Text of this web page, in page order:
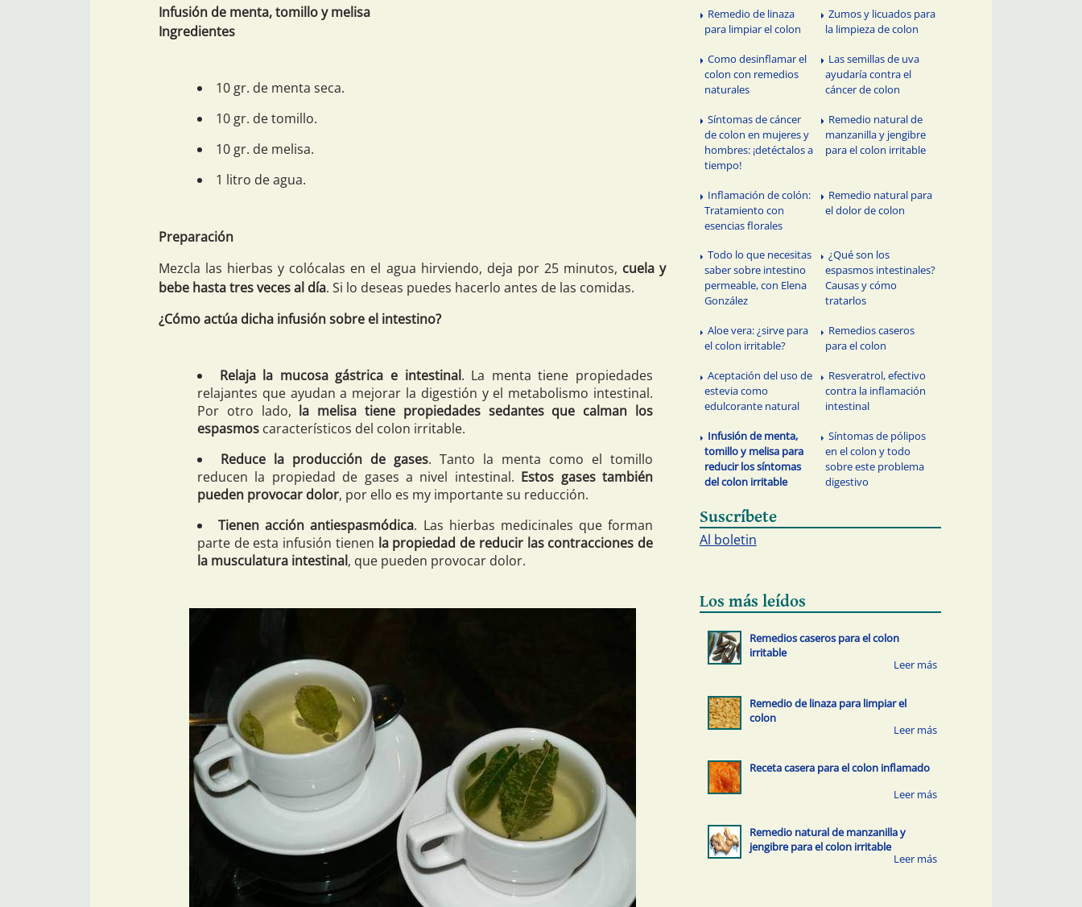
Infusión de menta, tomillo y melisa
Ingredientes
10 gr. de menta seca.
10 gr. de tomillo.
10 gr. de melisa.
1 litro de agua.
Preparación
Mezcla las hierbas y colócalas en el agua hirviendo, deja por 25 minutos, cuela y
bebe hasta tres veces al día. Si lo deseas puedes hacerlo antes de las comidas.
¿Cómo actúa dicha infusión sobre el intestino?
Relaja la mucosa gástrica e intestinal. La menta tiene propiedades
relajantes que ayudan a mejorar la digestión y el metabolismo intestinal.
Por otro lado, la melisa tiene propiedades sedantes que calman los
espasmos característicos del colon irritable.
Reduce la producción de gases. Tanto la menta como el tomillo
reducen la propiedad de gases a nivel intestinal. Estos gases también
pueden provocar dolor, por ello es my importante su reducción.
Tienen acción antiespasmódica. Las hierbas medicinales que forman
parte de esta infusión tienen la propiedad de reducir las contracciones de
la musculatura intestinal, que pueden provocar dolor.
Remedio de linaza
para limpiar el colon
Zumos y licuados para
la limpieza de colon
Como desinflamar el
colon con remedios
naturales
Las semillas de uva
ayudaría contra el
cáncer de colon
Síntomas de cáncer
de colon en mujeres y
hombres: ¡detéctalos a
tiempo!
Remedio natural de
manzanilla y jengibre
para el colon irritable
Inflamación de colón:
Tratamiento con
esencias florales
Remedio natural para
el dolor de colon
Todo lo que necesitas
saber sobre intestino
permeable, con Elena
González
¿Qué son los
espasmos intestinales?
Causas y cómo
tratarlos
Aloe vera: ¿sirve para
el colon irritable?
Remedios caseros
para el colon
Aceptación del uso de
estevia como
edulcorante natural
Resveratrol, efectivo
contra la inflamación
intestinal
Infusión de menta,
tomillo y melisa para
reducir los síntomas
del colon irritable
Síntomas de pólipos
en el colon y todo
sobre este problema
digestivo
Suscríbete
Al boletin
Los más leídos
Remedios caseros para el colon
irritable
Remedio de linaza para limpiar el
colon
Receta casera para el colon inflamado
Remedio natural de manzanilla y
jengibre para el colon irritable